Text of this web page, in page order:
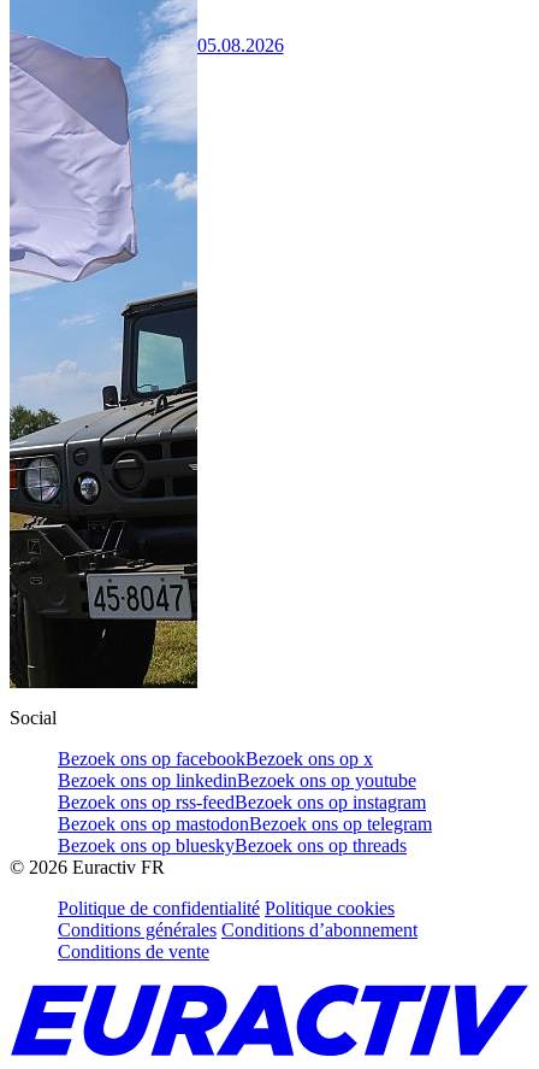
05.08.2026
Social
Bezoek ons op facebookBezoek ons op x
Bezoek ons op linkedinBezoek ons op youtube
Bezoek ons op rss-feedBezoek ons op instagram
Bezoek ons op mastodonBezoek ons op telegram
Bezoek ons op blueskyBezoek ons op threads
© 2026 Euractiv FR
Politique de confidentialité Politique cookies
Conditions générales Conditions d’abonnement
Conditions de vente